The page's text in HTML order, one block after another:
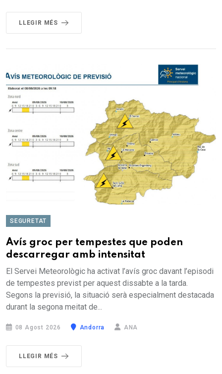
LLEGIR MÉS
SEGURETAT
Avís groc per tempestes que poden
descarregar amb intensitat
El Servei Meteorològic ha activat l’avís groc davant l’episodi
de tempestes previst per aquest dissabte a la tarda.
Segons la previsió, la situació serà especialment destacada
durant la segona meitat de...
08 Agost 2026 Andorra ANA
LLEGIR MÉS